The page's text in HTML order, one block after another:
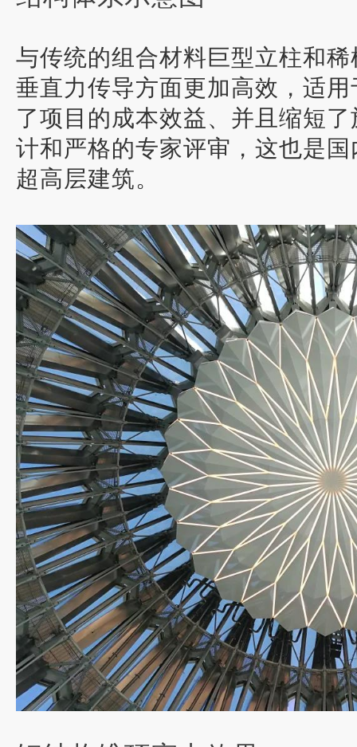
与传统的组合材料巨型立柱和
垂直力传导方面更加高效，适
了项目的成本效益、并且缩短
计和严格的专家评审， 这也是
超高层建筑。